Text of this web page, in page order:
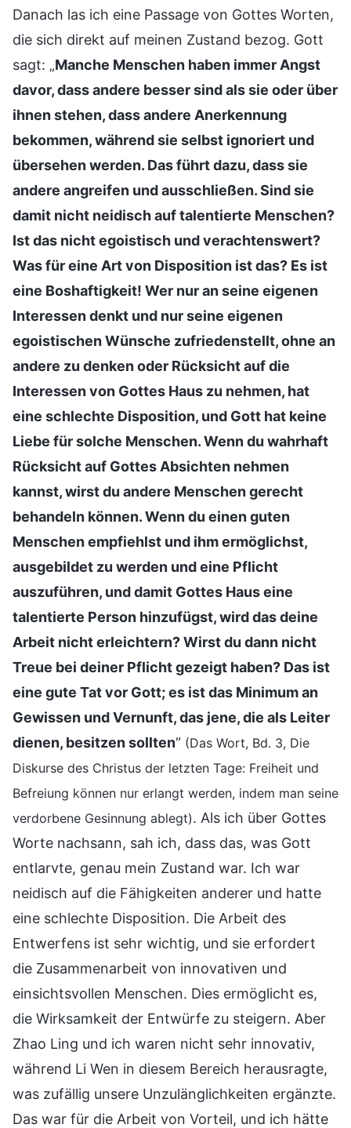
Danach las ich eine Passage von Gottes Worten,
die sich direkt auf meinen Zustand bezog. Gott
sagt: „Manche Menschen haben immer Angst
davor, dass andere besser sind als sie oder über
ihnen stehen, dass andere Anerkennung
bekommen, während sie selbst ignoriert und
übersehen werden. Das führt dazu, dass sie
andere angreifen und ausschließen. Sind sie
damit nicht neidisch auf talentierte Menschen?
Ist das nicht egoistisch und verachtenswert?
Was für eine Art von Disposition ist das? Es ist
eine Boshaftigkeit! Wer nur an seine eigenen
Interessen denkt und nur seine eigenen
egoistischen Wünsche zufriedenstellt, ohne an
andere zu denken oder Rücksicht auf die
Interessen von Gottes Haus zu nehmen, hat
eine schlechte Disposition, und Gott hat keine
Liebe für solche Menschen. Wenn du wahrhaft
Rücksicht auf Gottes Absichten nehmen
kannst, wirst du andere Menschen gerecht
behandeln können. Wenn du einen guten
Menschen empfiehlst und ihm ermöglichst,
ausgebildet zu werden und eine Pflicht
auszuführen, und damit Gottes Haus eine
talentierte Person hinzufügst, wird das deine
Arbeit nicht erleichtern? Wirst du dann nicht
Treue bei deiner Pflicht gezeigt haben? Das ist
eine gute Tat vor Gott; es ist das Minimum an
Gewissen und Vernunft, das jene, die als Leiter
dienen, besitzen sollten“ (Das Wort, Bd. 3, Die
Diskurse des Christus der letzten Tage: Freiheit und
Befreiung können nur erlangt werden, indem man seine
verdorbene Gesinnung ablegt). Als ich über Gottes
Worte nachsann, sah ich, dass das, was Gott
entlarvte, genau mein Zustand war. Ich war
neidisch auf die Fähigkeiten anderer und hatte
eine schlechte Disposition. Die Arbeit des
Entwerfens ist sehr wichtig, und sie erfordert
die Zusammenarbeit von innovativen und
einsichtsvollen Menschen. Dies ermöglicht es,
die Wirksamkeit der Entwürfe zu steigern. Aber
Zhao Ling und ich waren nicht sehr innovativ,
während Li Wen in diesem Bereich herausragte,
was zufällig unsere Unzulänglichkeiten ergänzte.
Das war für die Arbeit von Vorteil, und ich hätte